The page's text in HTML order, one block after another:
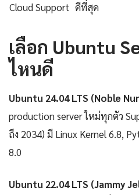
Cloud Support ดีที่สุด
เลือก Ubuntu
ไหนดี
Ubuntu 24.04 LTS (Noble
production server ใหม่ทุกตัว
ถึง 2034) มี Linux Kernel 6.8,
8.0
Ubuntu 22.04 LTS (Jammy